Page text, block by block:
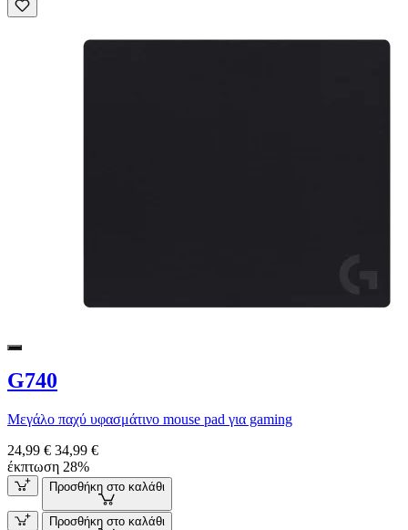
G740
Μεγάλο παχύ υφασμάτινο mouse pad για gaming
24,99 € 34,99 €
έκπτωση 28%
Προσθήκη στο καλάθι
Προσθήκη στο καλάθι